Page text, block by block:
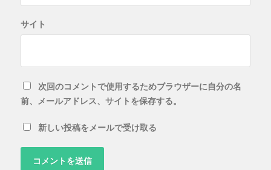
サイト
次回のコメントで使用するためブラウザーに自分の名
前、メールアドレス、サイトを保存する。
新しい投稿をメールで受け取る